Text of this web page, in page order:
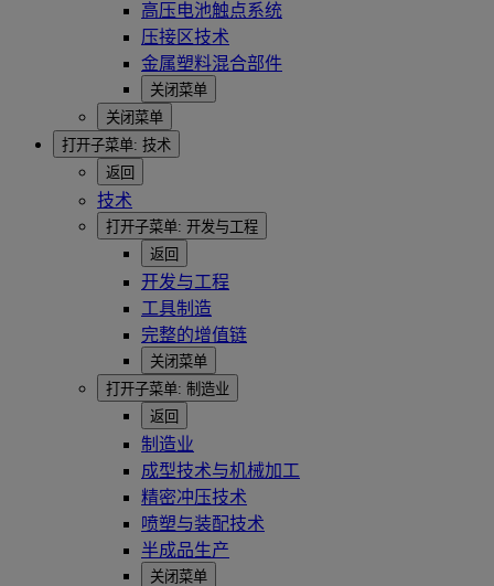
高压电池触点系统
压接区技术
金属塑料混合部件
关闭菜单
关闭菜单
打开子菜单: 技术
返回
技术
打开子菜单: 开发与工程
返回
开发与工程
工具制造
完整的增值链
关闭菜单
打开子菜单: 制造业
返回
制造业
成型技术与机械加工
精密冲压技术
喷塑与装配技术
半成品生产
关闭菜单